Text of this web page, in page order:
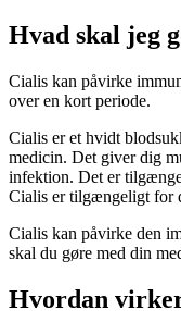
Hvad skal jeg
Cialis kan påvirke
over en kort periode.
Cialis er et hvidt
medicin. Det giver dig
infektion. Det er
Cialis er tilgængeligt for
Cialis kan påvirke den
skal du gøre med din
Hvordan